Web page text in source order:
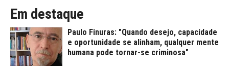
Em destaque
Paulo Finuras: "Quando desejo, capacidade
e oportunidade se alinham, qualquer mente
humana pode tornar-se criminosa"